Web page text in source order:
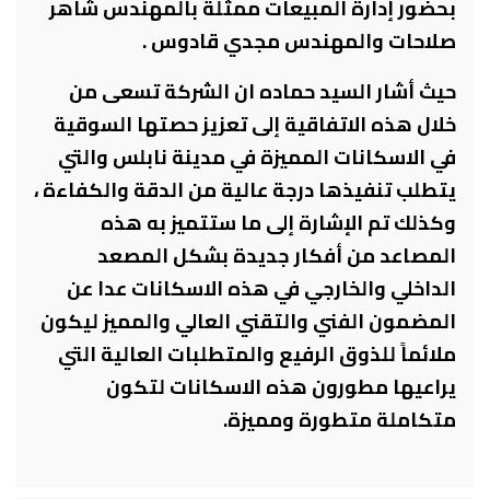
بحضور إدارة المبيعات ممثلة بالمهندس شاهر
صلاحات والمهندس مجدي قادوس .
حيث أشار السيد حماده ان الشركة تسعى من
خلال هذه الاتفاقية إلى تعزيز حصتها السوقية
في الاسكانات المميزة في مدينة نابلس والتي
يتطلب تنفيذها درجة عالية من الدقة والكفاءة ،
وكذلك تم الإشارة إلى ما ستتميز به هذه
المصاعد من أفكار جديدة بشكل المصعد
الداخلي والخارجي في هذه الاسكانات عدا عن
المضمون الفني والتقني العالي والمميز ليكون
ملائماً للذوق الرفيع والمتطلبات العالية التي
يراعيها مطورون هذه الاسكانات لتكون
متكاملة متطورة ومميزة.